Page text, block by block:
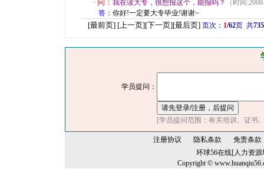
· 问： 我在读大专，很想报这个，能报吗？
（时间
答： 你好!一定要大专毕业!谢谢~
[最前页] [上一页][下一页][最后页] 页次： 1/62页 共735
学员提问：
[学员提问范围：有关培训、证书
注册协议 隐私条款
免责条款
环球56在线[人力资
Copyright ©